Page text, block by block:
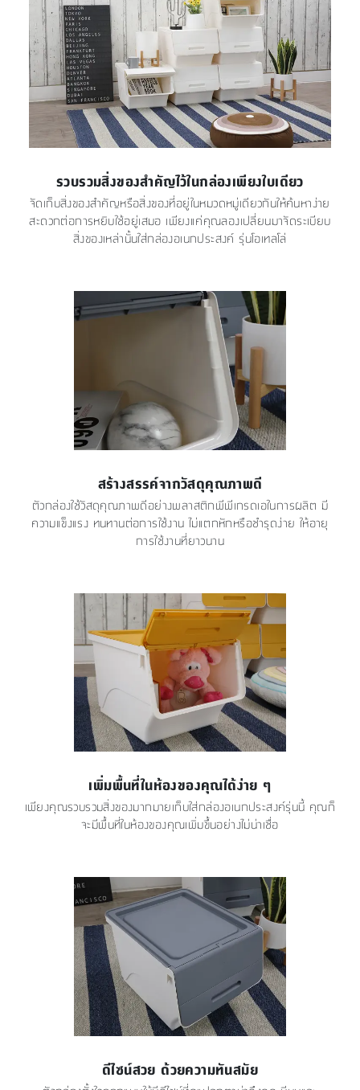
รวบรวมสิ่งของสำคัญไว้ในกล่องเพียงใบเดียว
จัดเก็บสิ่งของสำคัญหรือสิ่งของที่อยู่ในหมวดหมู่เดียวกันให้ค้นหาง่าย
สะดวกต่อการหยิบใช้อยู่เสมอ เพียงแค่คุณลองเปลี่ยนมาจัดระเบียบ
สิ่งของเหล่านั้นใส่กล่องอเนกประสงค์ รุ่นโอเทลโล่
สร้างสรรค์จากวัสดุคุณภาพดี
ตัวกล่องใช้วัสดุคุณภาพดีอย่างพลาสติกพีพีเกรดเอในการผลิต มี
ความแข็งแรง ทนทานต่อการใช้งาน ไม่แตกหักหรือชำรุดง่าย ให้อายุ
การใช้งานที่ยาวนาน
เพิ่มพื้นที่ในห้องของคุณได้ง่าย ๆ
เพียงคุณรวบรวมสิ่งของมากมายเก็บใส่กล่องอเนกประสงค์รุ่นนี้ คุณก็
จะมีพื้นที่ในห้องของคุณเพิ่มขึ้นอย่างไม่น่าเชื่อ
ดีไซน์สวย ด้วยความทันสมัย